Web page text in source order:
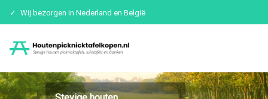
Ga
naar
Wij bezorgen in Nederland en België